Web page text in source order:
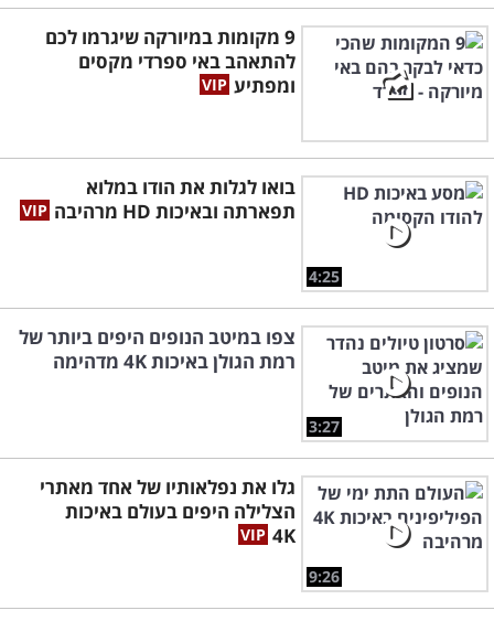
9 מקומות במיורקה שיגרמו לכם
להתאהב באי ספרדי מקסים
ומפתיע
4:25
בואו לגלות את הודו במלוא
תפארתה ובאיכות HD מרהיבה
3:27
צפו במיטב הנופים היפים ביותר של
רמת הגולן באיכות 4K מדהימה
9:26
גלו את נפלאותיו של אחד מאתרי
הצלילה היפים בעולם באיכות
4K